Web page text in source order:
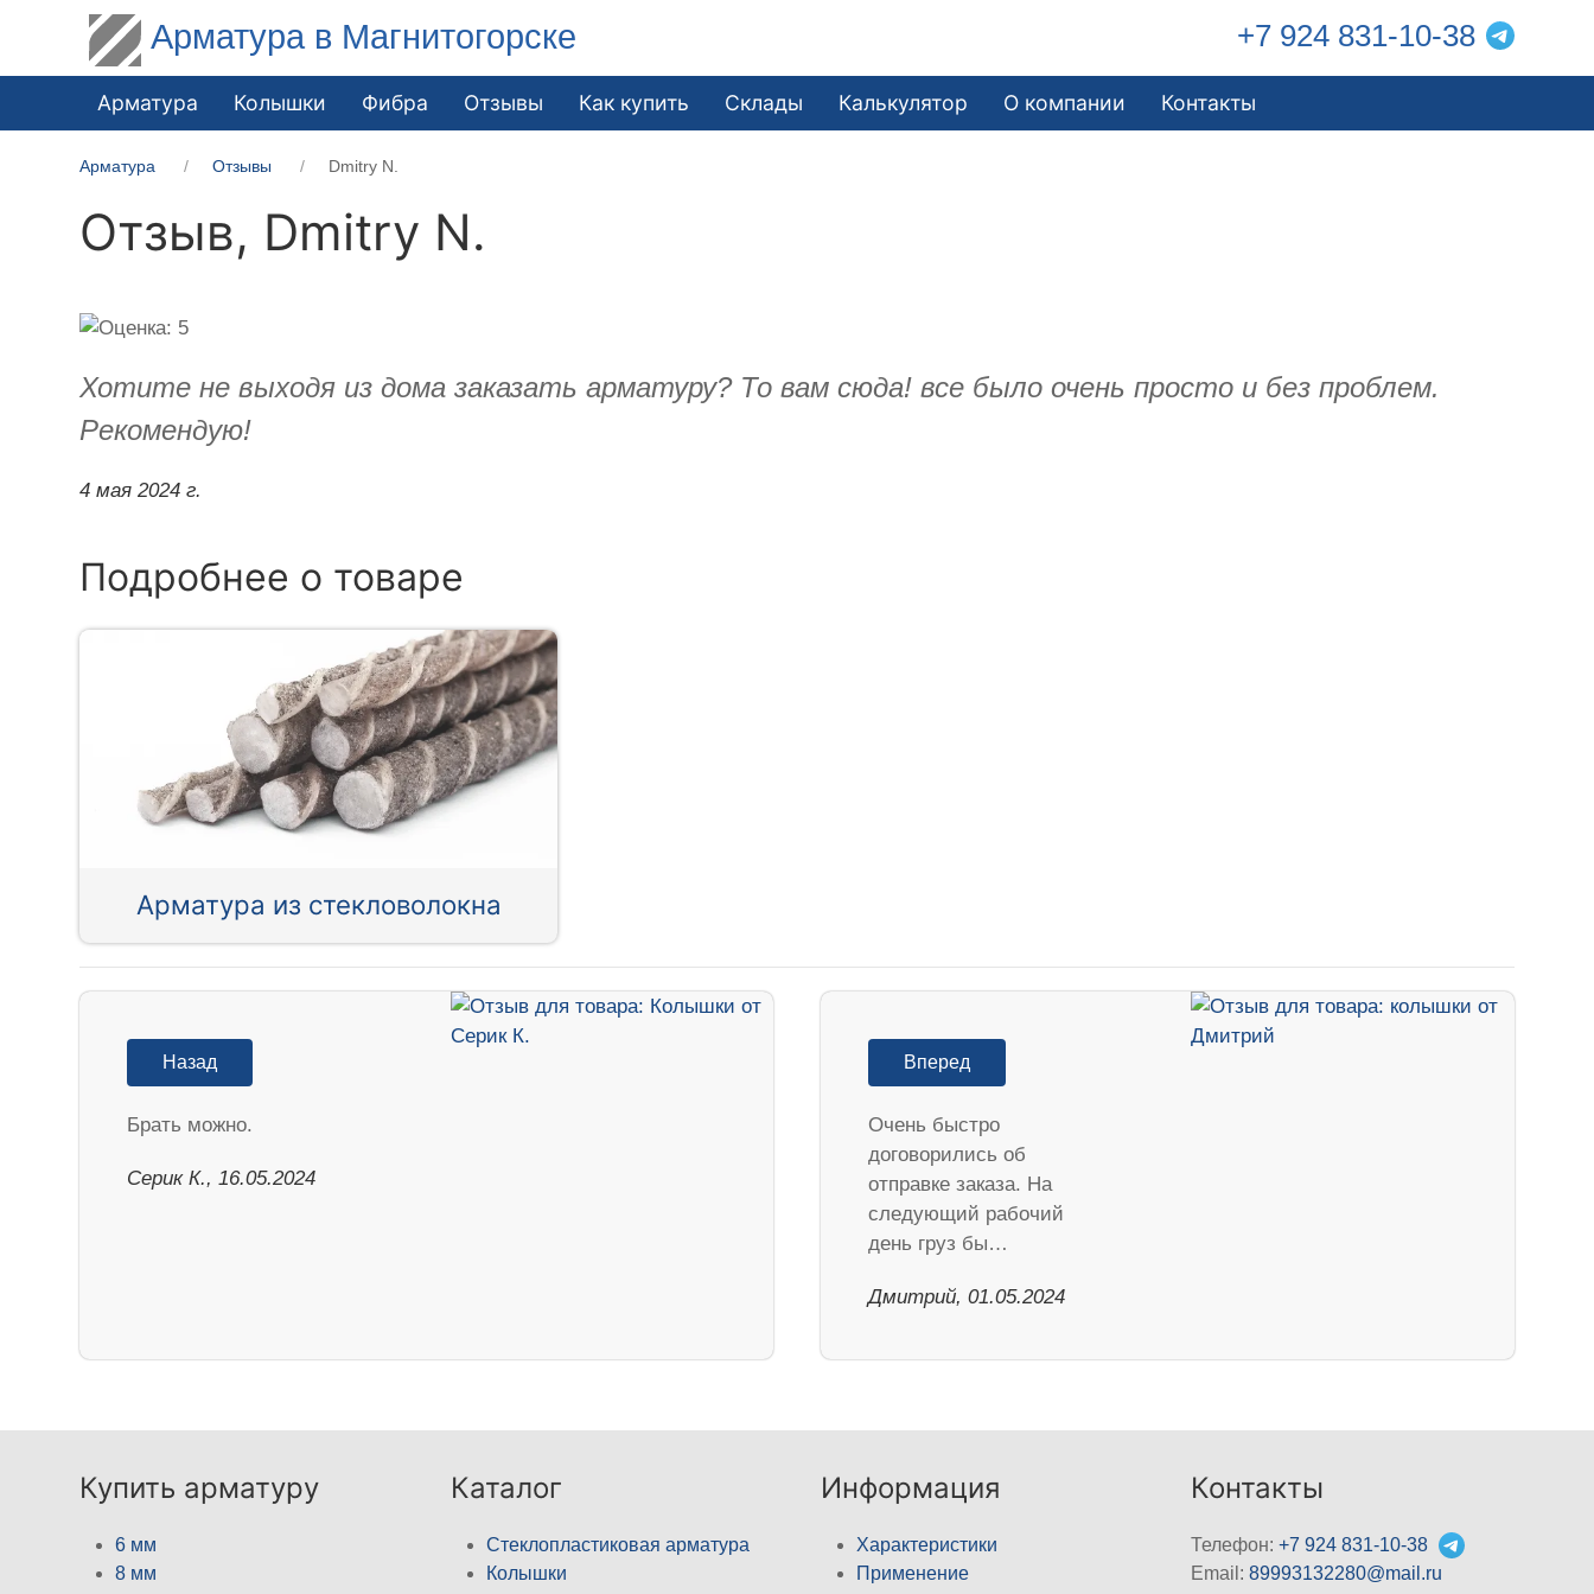
Арматура в Магнитогорске +7 924 831-10-38
Арматура Колышки Фибра Отзывы Как купить Склады Калькулятор О компании Контакты
Арматура Отзывы ​Dmitry N.
Отзыв, ​Dmitry N.
Хотите не выходя из дома заказать арматуру? То вам сюда! все было очень просто и без проблем.
Рекомендую!
4 мая 2024 г.
Подробнее о товаре
Арматура из стекловолокна
Назад
Брать можно.
Серик К., 16.05.2024
Вперед
Очень быстро
договорились об
отправке заказа. На
следующий рабочий
день груз бы…
Дмитрий, 01.05.2024
Купить арматуру
6 мм
8 мм
Каталог
Стеклопластиковая арматура
Колышки
Информация
Характеристики
Применение
Контакты
Телефон:+7 924 831-10-38
Email:89993132280@mail.ru